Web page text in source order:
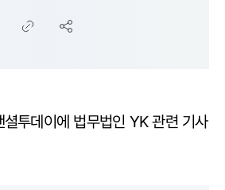
투데이에 법무법인 YK 관련 기사